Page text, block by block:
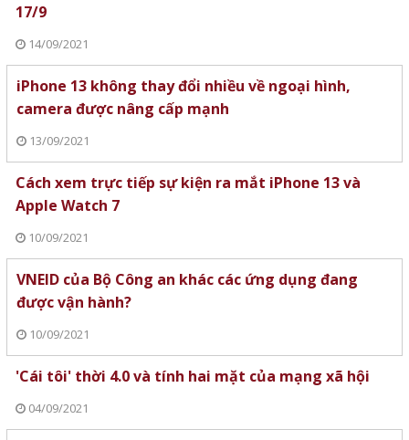
17/9
14/09/2021
iPhone 13 không thay đổi nhiều về ngoại hình,
camera được nâng cấp mạnh
13/09/2021
Cách xem trực tiếp sự kiện ra mắt iPhone 13 và
Apple Watch 7
10/09/2021
VNEID của Bộ Công an khác các ứng dụng đang
được vận hành?
10/09/2021
'Cái tôi' thời 4.0 và tính hai mặt của mạng xã hội
04/09/2021